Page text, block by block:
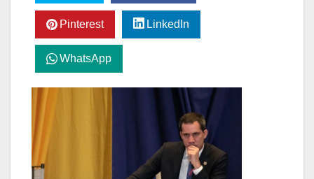
Pinterest LinkedIn
WhatsApp